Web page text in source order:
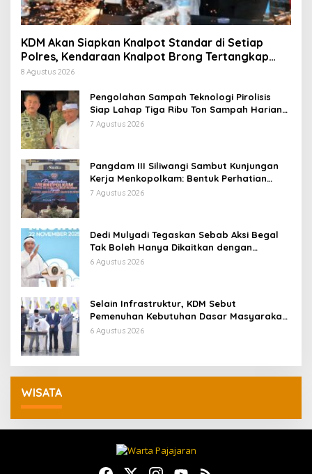
KDM Akan Siapkan Knalpot Standar di Setiap
Polres, Kendaraan Knalpot Brong Tertangkap
Langsung Ganti
8 Agustus 2026
Pengolahan Sampah Teknologi Pirolisis
Siap Lahap Tiga Ribu Ton Sampah Harian
Jawa Barat
7 Agustus 2026
Pangdam III Siliwangi Sambut Kunjungan
Kerja Menkopolkam: Bentuk Perhatian
Pemerintah
7 Agustus 2026
Dedi Mulyadi Tegaskan Sebab Aksi Begal
Tak Boleh Hanya Dikaitkan dengan
Ekonomi
6 Agustus 2026
Selain Infrastruktur, KDM Sebut
Pemenuhan Kebutuhan Dasar Masyarakat
Jadi Fokus APBD Jabar 2027
6 Agustus 2026
WISATA